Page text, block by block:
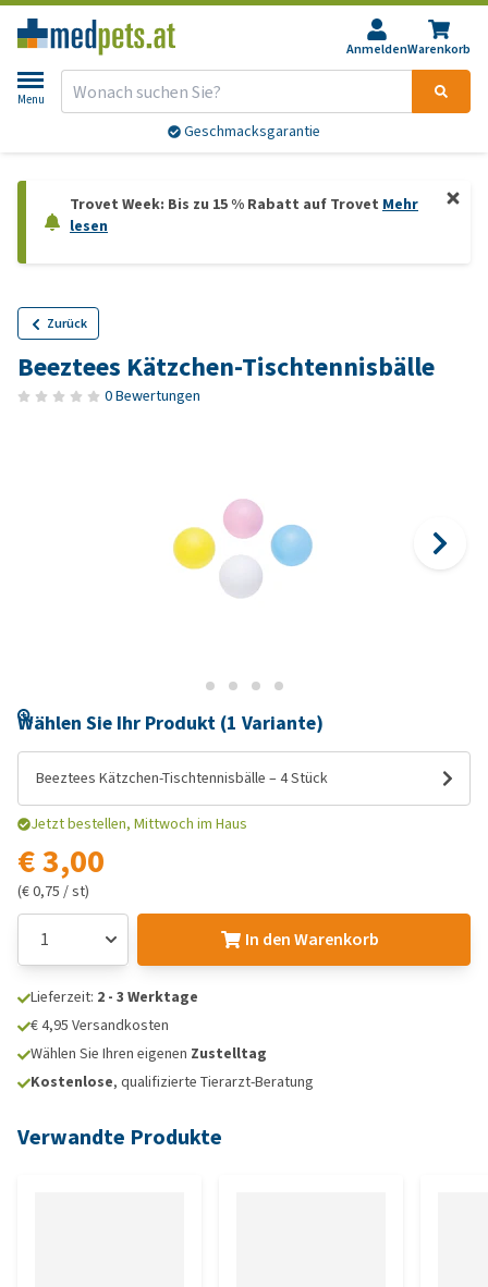
AnmeldenWarenkorb
Menu
Geschmacksgarantie
Trovet Week: Bis zu 15 % Rabatt auf Trovet Mehr
lesen
Zurück
Beeztees Kätzchen-Tischtennisbälle
0 Bewertungen
Wählen Sie Ihr Produkt (1 Variante)
Beeztees Kätzchen-Tischtennisbälle – 4 Stück
Jetzt bestellen, Mittwoch im Haus
€ 3,00
(€ 0,75 / st)
In den Warenkorb
Lieferzeit: 2 - 3 Werktage
€ 4,95 Versandkosten
Wählen Sie Ihren eigenen Zustelltag
Kostenlose, qualifizierte Tierarzt-Beratung
Verwandte Produkte